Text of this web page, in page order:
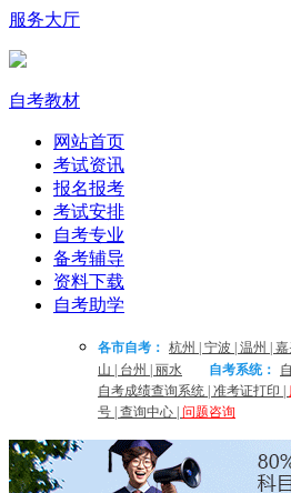
服务大厅
自考教材
网站首页
考试资讯
报名报考
考试安排
自考专业
备考辅导
资料下载
自考助学
各市自考： 杭州 宁波 温州
山
台州 丽水 自考系统：
自考成绩查询系统 准考证打印
号 查询中心 问题咨询